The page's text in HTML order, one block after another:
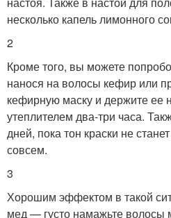
несколько капель лимонного
2
Кроме того, вы можете
нанося на волосы кефир или
кефирную маску и держите ее
утеплителем два-три часа.
дней, пока тон краски не
совсем.
3
Хорошим эффектом в такой
мед — густо намажьте волосы